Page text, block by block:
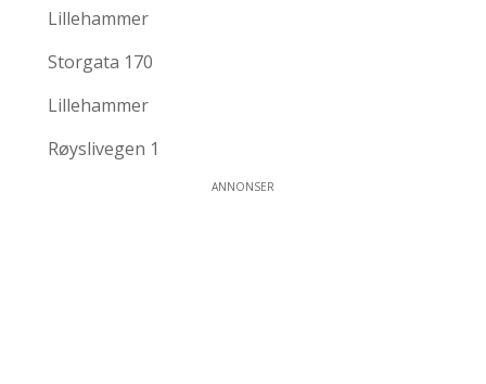
Lillehammer
Storgata 170
Lillehammer
Røyslivegen 1
ANNONSER